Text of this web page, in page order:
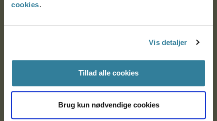
cookies.
Vis detaljer
Tillad alle cookies
Brug kun nødvendige cookies
Om Ankestyrelsen